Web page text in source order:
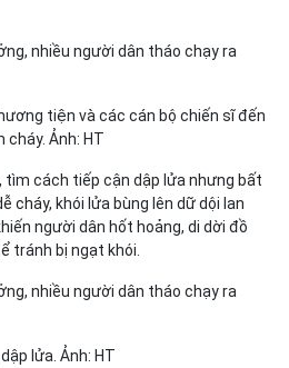
tiện và các cán bộ chiến sĩ đến
Ảnh: HT
tìm cách tiếp cận dập lửa nhưng bất
cháy, khói lửa bùng lên dữ dội lan
người dân hốt hoảng, di dời đồ
tránh bị ngạt khói.
lửa. Ảnh: HT